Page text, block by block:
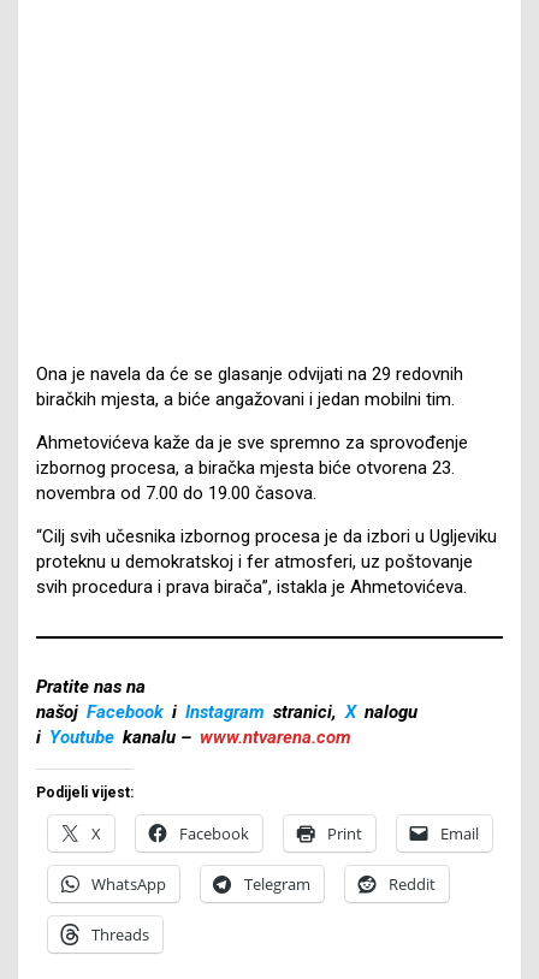
Ona je navela da će se glasanje odvijati na 29 redovnih
biračkih mjesta, a biće angažovani i jedan mobilni tim.
Ahmetovićeva kaže da je sve spremno za sprovođenje
izbornog procesa, a biračka mjesta biće otvorena 23.
novembra od 7.00 do 19.00 časova.
“Cilj svih učesnika izbornog procesa je da izbori u Ugljeviku
proteknu u demokratskoj i fer atmosferi, uz poštovanje
svih procedura i prava birača”, istakla je Ahmetovićeva.
Pratite nas na
našoj Facebook i Instagram stranici, X nalogu
i Youtube kanalu – www.ntvarena.com
Podijeli vijest:
X Facebook Print Email
WhatsApp Telegram Reddit
Threads